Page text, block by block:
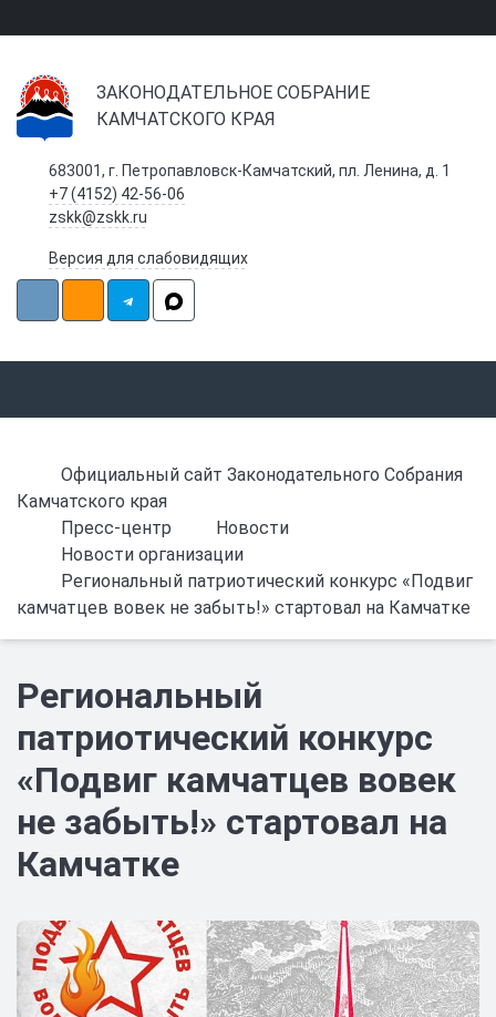
ЗАКОНОДАТЕЛЬНОЕ СОБРАНИЕ
КАМЧАТСКОГО КРАЯ
683001, г. Петропавловск-Камчатский, пл. Ленина, д. 1
+7 (4152) 42-56-06
zskk@zskk.ru
Версия для слабовидящих
Официальный сайт Законодательного Собрания
Камчатского края
Пресс-центр
Новости
Новости организации
Региональный патриотический конкурс «Подвиг
камчатцев вовек не забыть!» стартовал на Камчатке
Региональный
патриотический конкурс
«Подвиг камчатцев вовек
не забыть!» стартовал на
Камчатке